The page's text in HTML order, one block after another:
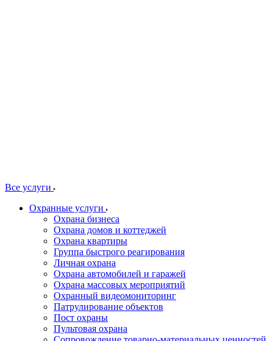
Все услуги
Охранные услуги
Охрана бизнеса
Охрана домов и коттеджей
Охрана квартиры
Группа быстрого реагирования
Личная охрана
Охрана автомобилей и гаражей
Охрана массовых мероприятий
Охранный видеомониторинг
Патрулирование объектов
Пост охраны
Пультовая охрана